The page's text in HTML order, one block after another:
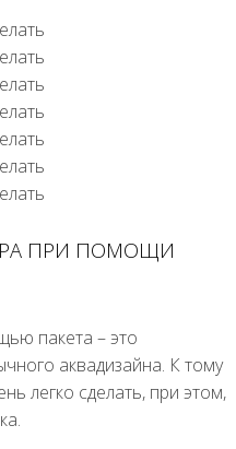
ПРИ ПОМОЩИ
пакета – это
аквадизайна. К тому
легко сделать, при этом,